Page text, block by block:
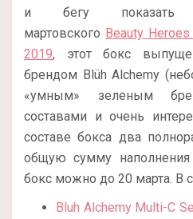
и бегу показать
мартовского Beauty
2019, этот бокс
брендом Blüh Alchemy
«умным» зеленым
составами и очень
составе бокса два
общую сумму наполнения
бокс можно до 20 марта. В
Bluh Alchemy Multi-C